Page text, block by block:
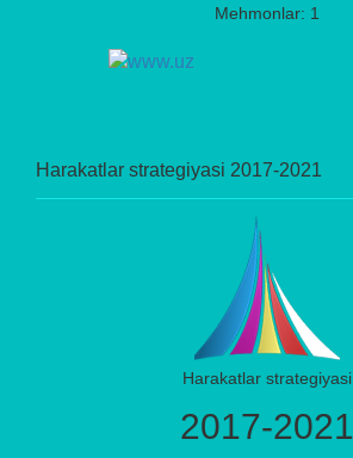
Mehmonlar: 1
Harakatlar strategiyasi 2017-2021
Harakatlar strategiyasi
2017-2021